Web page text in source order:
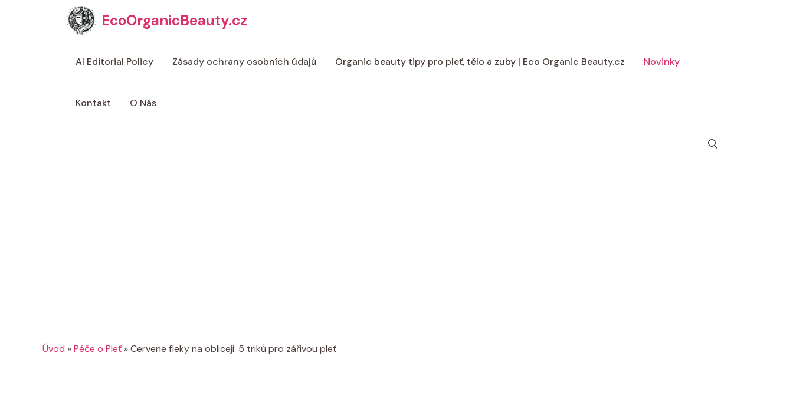
EcoOrganicBeauty.cz
AI Editorial Policy Zásady ochrany osobních údajů Organic beauty tipy pro pleť, tělo a zuby | Eco Organic Beauty.cz Novinky
Kontakt O Nás
Úvod »Péče o Pleť »Cervene fleky na obliceji: 5 triků pro zářivou pleť